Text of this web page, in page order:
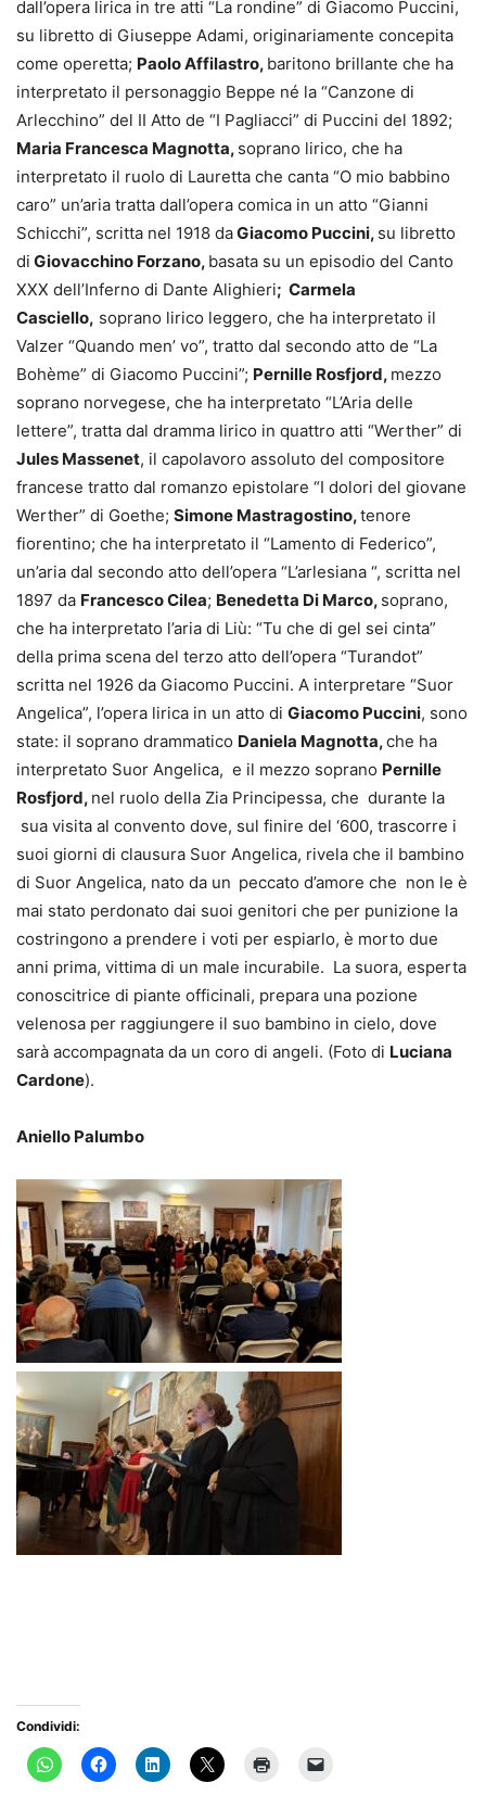
dall’opera lirica in tre atti “La rondine” di Giacomo Puccini,
su libretto di Giuseppe Adami, originariamente concepita
come operetta; Paolo Affilastro, baritono brillante che ha
interpretato il personaggio Beppe né la “Canzone di
Arlecchino” del II Atto de “I Pagliacci” di Puccini del 1892;
Maria Francesca Magnotta, soprano lirico, che ha
interpretato il ruolo di Lauretta che canta “O mio babbino
caro” un’aria tratta dall’opera comica in un atto “Gianni
Schicchi”, scritta nel 1918 daGiacomo Puccini, su libretto
di Giovacchino Forzano, basata su un episodio del Canto
XXX dell’Inferno di Dante Alighieri; Carmela
Casciello, soprano lirico leggero, che ha interpretato il
Valzer “Quando men’ vo”, tratto dal secondo atto de “La
Bohème” di Giacomo Puccini”; Pernille Rosfjord, mezzo
soprano norvegese, che ha interpretato “L’Aria delle
lettere”, tratta dal dramma lirico in quattro atti “Werther” di
Jules Massenet, il capolavoro assoluto del compositore
francese tratto dal romanzo epistolare “I dolori del giovane
Werther” di Goethe; Simone Mastragostino,tenore
fiorentino; che ha interpretato il “Lamento di Federico”,
un’aria dal secondo atto dell’opera “L’arlesiana “, scritta nel
1897 da Francesco Cilea; Benedetta Di Marco, soprano,
che ha interpretato l’aria di Liù: “Tu che di gel sei cinta”
della prima scena del terzo atto dell’opera “Turandot”
scritta nel 1926 da Giacomo Puccini. A interpretare “Suor
Angelica”, l’opera lirica in un atto di Giacomo Puccini, sono
state: il soprano drammatico Daniela Magnotta,che ha
interpretato Suor Angelica, e il mezzo soprano Pernille
Rosfjord, nel ruolo della Zia Principessa, che durante la
sua visita al convento dove, sul finire del ‘600, trascorre i
suoi giorni di clausura Suor Angelica, rivela che il bambino
di Suor Angelica, nato da un peccato d’amore che non le è
mai stato perdonato dai suoi genitori che per punizione la
costringono a prendere i voti per espiarlo, è morto due
anni prima, vittima di un male incurabile. La suora, esperta
conoscitrice di piante officinali, prepara una pozione
velenosa per raggiungere il suo bambino in cielo, dove
sarà accompagnata da un coro di angeli. (Foto di Luciana
Cardone).
Aniello Palumbo
Condividi: